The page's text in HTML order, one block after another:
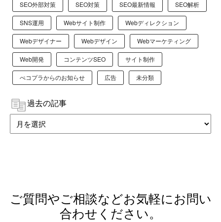
SEO外部対策 SEO対策 SEO最新情報 SEO解析
SNS運用 Webサイト制作 Webディレクション
Webデザイナー Webデザイン Webマーケティング
Web開発 コンテンツSEO サイト制作
ぺコプラからのお知らせ 広告 未分類
過去の記事
ご質問やご相談などお気軽にお問い
合わせください。